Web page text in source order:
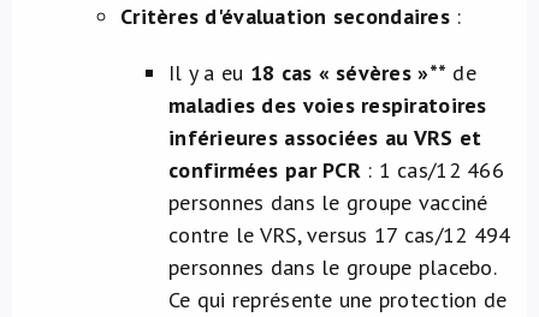
Critères d'évaluation secondaires:
Il y a eu 18 cas « sévères »** de
maladies des voies respiratoires
inférieures associées au VRS et
confirmées par PCR : 1 cas/12 466
personnes dans le groupe vacciné
contre le VRS, versus 17 cas/12 494
personnes dans le groupe placebo.
Ce qui représente une protection de